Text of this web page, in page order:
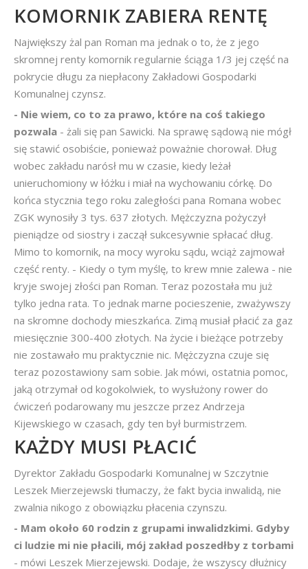
KOMORNIK ZABIERA RENTĘ
Największy żal pan Roman ma jednak o to, że z jego
skromnej renty komornik regularnie ściąga 1/3 jej część na
pokrycie długu za niepłacony Zakładowi Gospodarki
Komunalnej czynsz.
- Nie wiem, co to za prawo, które na coś takiego
pozwala - żali się pan Sawicki. Na sprawę sądową nie mógł
się stawić osobiście, ponieważ poważnie chorował. Dług
wobec zakładu narósł mu w czasie, kiedy leżał
unieruchomiony w łóżku i miał na wychowaniu córkę. Do
końca stycznia tego roku zaległości pana Romana wobec
ZGK wynosiły 3 tys. 637 złotych. Mężczyzna pożyczył
pieniądze od siostry i zaczął sukcesywnie spłacać dług.
Mimo to komornik, na mocy wyroku sądu, wciąż zajmował
część renty. - Kiedy o tym myślę, to krew mnie zalewa - nie
kryje swojej złości pan Roman. Teraz pozostała mu już
tylko jedna rata. To jednak marne pocieszenie, zważywszy
na skromne dochody mieszkańca. Zimą musiał płacić za gaz
miesięcznie 300-400 złotych. Na życie i bieżące potrzeby
nie zostawało mu praktycznie nic. Mężczyzna czuje się
teraz pozostawiony sam sobie. Jak mówi, ostatnia pomoc,
jaką otrzymał od kogokolwiek, to wysłużony rower do
ćwiczeń podarowany mu jeszcze przez Andrzeja
Kijewskiego w czasach, gdy ten był burmistrzem.
KAŻDY MUSI PŁACIĆ
Dyrektor Zakładu Gospodarki Komunalnej w Szczytnie
Leszek Mierzejewski tłumaczy, że fakt bycia inwalidą, nie
zwalnia nikogo z obowiązku płacenia czynszu.
- Mam około 60 rodzin z grupami inwalidzkimi. Gdyby
ci ludzie mi nie płacili, mój zakład poszedłby z torbami
- mówi Leszek Mierzejewski. Dodaje, że wszyscy dłużnicy